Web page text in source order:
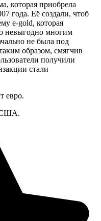
которая приобрела
года. Её создали, чтоб
e-gold, которая
невыгодно многим
не была под
образом, смягчив
получили
стали
евро.
США.